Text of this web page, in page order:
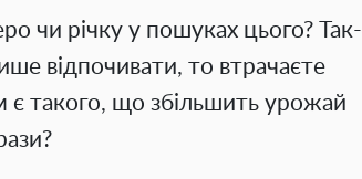
чи річку у пошуках цього? Так-
відпочивати, то втрачаєте
такого, що збільшить урожай